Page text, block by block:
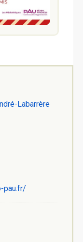
Labarrère
pau.fr/